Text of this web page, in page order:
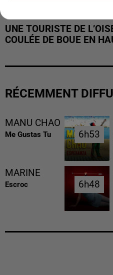
UNE TOURISTE DE
COULÉE DE BOUE EN
RÉCEMMENT
MANU CHAO
Me Gustas Tu 6h53
6h53
MARINE
Escroc 6h48
6h48